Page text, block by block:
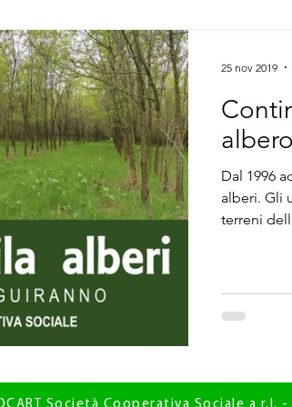
Dal 1996
alberi. Gli
terreni
25 nov 2019